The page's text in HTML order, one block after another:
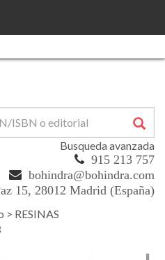
para mejorar nuestros
Busqueda avanzada
915 213 757
bohindra@bohindra.com
15, 28012 Madrid (España)
> RESINAS